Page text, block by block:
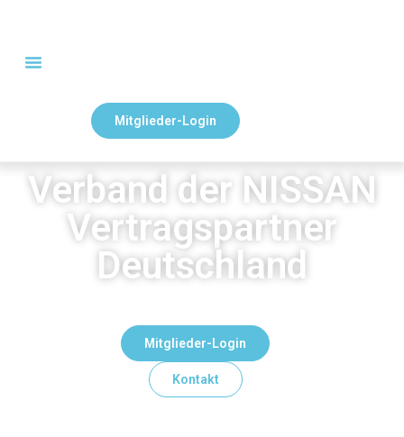
Mitglieder-Login
Verband der NISSAN
Vertragspartner
Deutschland
Mitglieder-Login
Kontakt